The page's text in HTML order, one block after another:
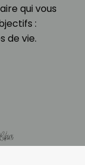
qui vous
:
de vie.